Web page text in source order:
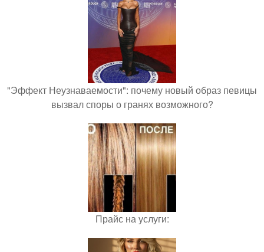
"Эффект Неузнаваемости": почему новый образ певицы
вызвал споры о гранях возможного?
Прайс на услуги: